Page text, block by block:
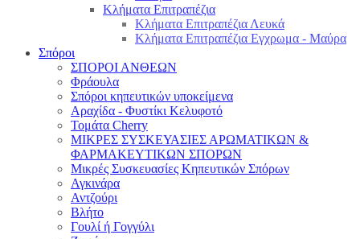
Κλήματα Επιτραπέζια
Κλήματα Επιτραπέζια Λευκά
Κλήματα Επιτραπέζια Εγχρωμα - Μαύρα
Σπόροι
ΣΠΟΡΟΙ ΑΝΘΕΩΝ
Φράουλα
Σπόροι κηπευτικών υποκείμενα
Αραχίδα - Φυστίκι Κελυφοτό
Τομάτα Cherry
ΜΙΚΡΕΣ ΣΥΣΚΕΥΑΣΙΕΣ ΑΡΩΜΑΤΙΚΩΝ &
ΦΑΡΜΑΚΕΥΤΙΚΩΝ ΣΠΟΡΩΝ
Μικρές Συσκευασίες Κηπευτικών Σπόρων
Αγκινάρα
Αντζούρι
Βλήτο
Γουλί ή Γογγύλι